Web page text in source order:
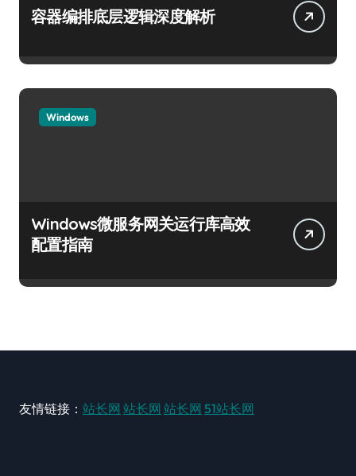
容器编排底层逻辑深度解析
Windows
Windows微服务网关运行库高效
配置指南
友情链接： 站长网 站长网 站长网 51站长网